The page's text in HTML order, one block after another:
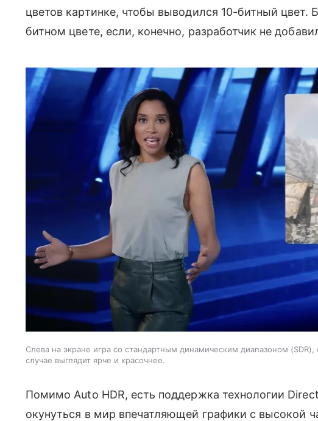
цветов картинке, чтобы выводился 10-битный цвет. Б
битном цвете, если, конечно, разработчик не
Слева на экране игра со стандартным динамическим диапазоном
случае выглядит ярче и красочнее.
Помимо Auto HDR, есть поддержка технологии
окунуться в мир впечатляющей графики с высокой